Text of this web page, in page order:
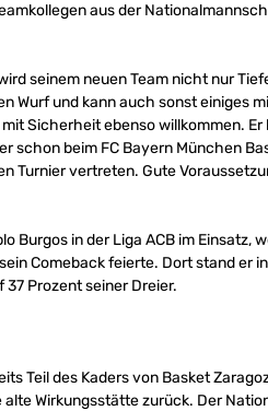
aus der
seinem neuen Team nicht nur
Wurf und kann auch sonst einiges
Sicherheit ebenso willkommen.
schon beim FC Bayern München
Turnier vertreten. Gute
Burgos in der Liga ACB im Einsatz,
Comeback feierte. Dort stand er
Prozent seiner Dreier.
Teil des Kaders von Basket
alte Wirkungsstätte zurück. Der